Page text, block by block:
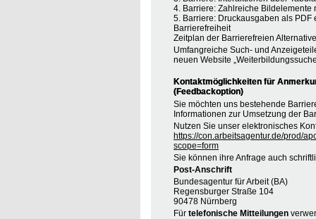
4. Barriere: Zahlreiche
5. Barriere: Druckausgaben als
Barrierefreiheit
Zeitplan der Barrierefreien
Umfangreiche Such- und
neuen Website
Kontaktmöglichkeiten für
(Feedbackoption)
Sie möchten uns bestehende
Informationen zur Umsetzung der
Nutzen Sie unser elektronisches
https://con.arbeitsagentur.de/prod/
scope=form
Sie können ihre Anfrage auch
Post-Anschrift
Bundesagentur für Arbeit (BA)
Regensburger Straße 104
90478 Nürnberg
Für telefonische Mitteilungen